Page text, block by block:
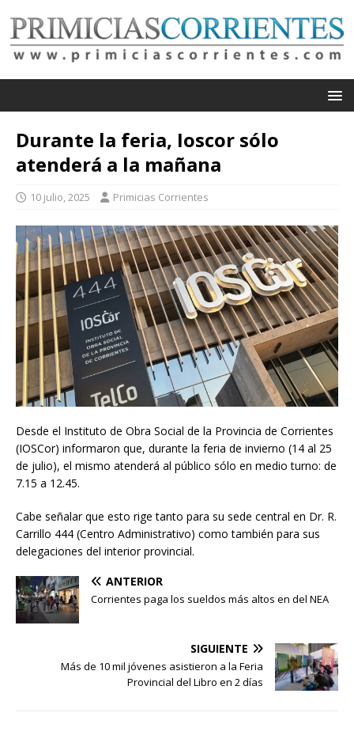
Durante la feria, Ioscor sólo
atenderá a la mañana
10 julio, 2025 Primicias Corrientes
Desde el Instituto de Obra Social de la Provincia de Corrientes
(IOSCor) informaron que, durante la feria de invierno (14 al 25
de julio), el mismo atenderá al público sólo en medio turno: de
7.15 a 12.45.
Cabe señalar que esto rige tanto para su sede central en Dr. R.
Carrillo 444 (Centro Administrativo) como también para sus
delegaciones del interior provincial.
ANTERIOR
Corrientes paga los sueldos más altos en del NEA
SIGUIENTE
Más de 10 mil jóvenes asistieron a la Feria
Provincial del Libro en 2 días